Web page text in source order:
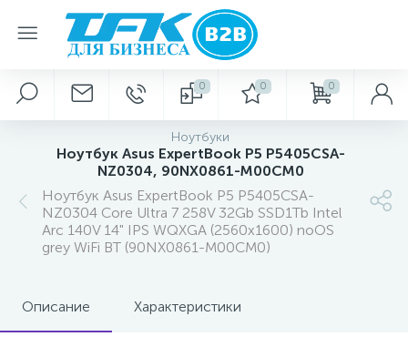
0 0 0
Ноутбуки
Ноутбук Asus ExpertBook P5 P5405CSA-
NZ0304, 90NX0861-M00CM0
Ноутбук Asus ExpertBook P5 P5405CSA-
NZ0304 Core Ultra 7 258V 32Gb SSD1Tb Intel
Arc 140V 14" IPS WQXGA (2560x1600) noOS
grey WiFi BT (90NX0861-M00CM0)
Описание Характеристики